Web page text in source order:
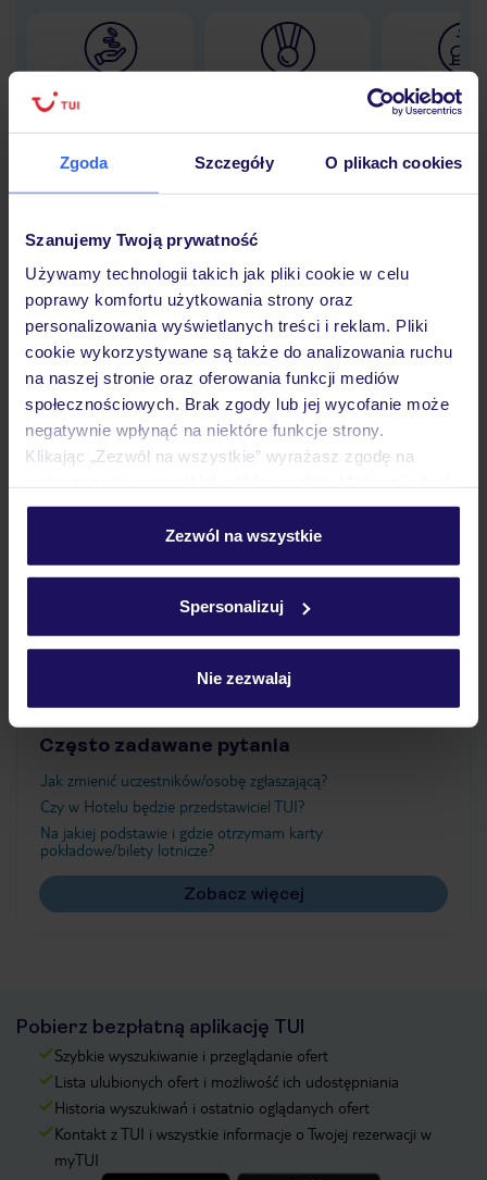
Zgoda Szczegóły O plikach cookies
Szanujemy Twoją prywatność
Używamy technologii takich jak pliki cookie w celu
poprawy komfortu użytkowania strony oraz
personalizowania wyświetlanych treści i reklam. Pliki
cookie wykorzystywane są także do analizowania ruchu
na naszej stronie oraz oferowania funkcji mediów
społecznościowych. Brak zgody lub jej wycofanie może
negatywnie wpłynąć na niektóre funkcje strony.
Klikając „Zezwól na wszystkie” wyrażasz zgodę na
personalizować swój wybór wchodząc w zakładkę
Szczegółowe informacje o plikach cookie znajdziesz
Zezwól na wszystkie
Spersonalizuj
Nie zezwalaj
30 lat w
Hotel
Opinie
Pokoje
Atrakcje
Ważne informacje
Często zadawane pytania
Jak zmienić uczestników/osobę zgłaszającą?
Czy w Hotelu będzie przedstawiciel TUI?
Na jakiej podstawie i gdzie otrzymam karty
pokładowe/bilety lotnicze?
Zobacz więcej
Pobierz bezpłatną aplikację TUI
Szybkie wyszukiwanie i przeglądanie ofert
Lista ulubionych ofert i możliwość ich udostępniania
Historia wyszukiwań i ostatnio oglądanych ofert
Kontakt z TUI i wszystkie informacje o Twojej rezerwacji w
myTUI